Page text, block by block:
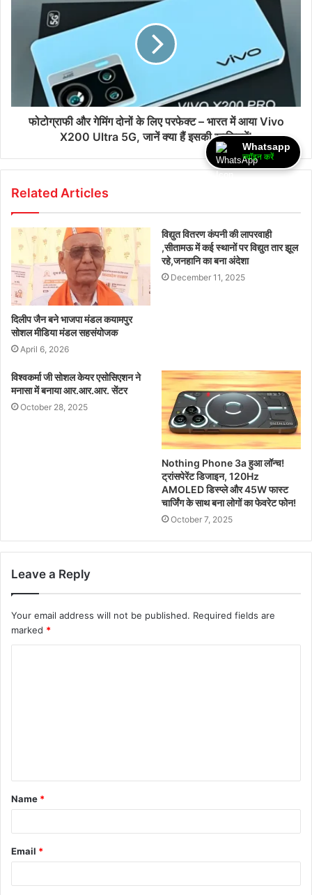
फोटोग्राफी और गेमिंग दोनों के लिए परफेक्ट – भारत में आया Vivo
X200 Ultra 5G, जानें क्या हैं इसकी खासियतें!
Related Articles
दिलीप जैन बने भाजपा मंडल कयामपुर
सोशल मीडिया मंडल सहसंयोजक
April 6, 2026
विद्युत वितरण कंपनी की लापरवाही
,सीतामऊ में कई स्थानों पर विद्युत तार झूल
रहे,जनहानि का बना अंदेशा
December 11, 2025
विश्वकर्मा जी सोशल केयर एसोसिएशन ने
मनासा में बनाया आर.आर.आर. सेंटर
October 28, 2025
Nothing Phone 3a हुआ लॉन्च!
ट्रांसपेरेंट डिजाइन, 120Hz
AMOLED डिस्प्ले और 45W फास्ट
चार्जिंग के साथ बना लोगों का फेवरेट फोन!
October 7, 2025
Leave a Reply
Your email address will not be published. Required fields are
marked *
Name *
Email *
Whatsapp
ज्वॉइन करें